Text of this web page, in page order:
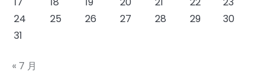
24
25 26 27 28 29
30
31
« 7 月